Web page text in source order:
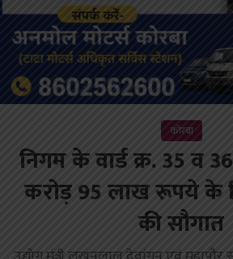
कोरबा
निगम के वार्ड क्र. 35 व
करोड़ 95 लाख रूपये के
की सौगात